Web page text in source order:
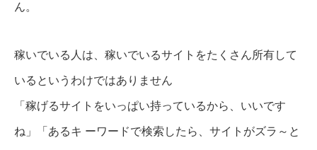
ん。
稼いでいる人は、稼いでいるサイトをたくさん所有して
いるというわけではありません
「稼げるサイトをいっぱい持っているから、いいです
ね」「あるキ ーワードで検索したら、サイトがズラ～と